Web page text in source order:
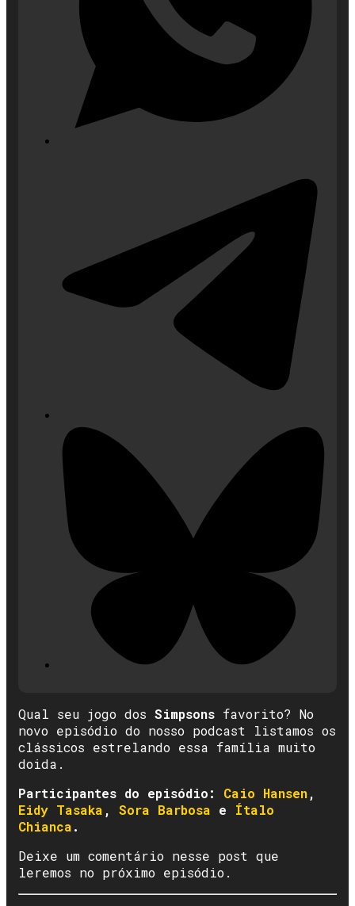
Qual seu jogo dos Simpsons favorito? No
novo episódio do nosso podcast listamos os
clássicos estrelando essa família muito
doida.
Participantes do episódio: Caio Hansen,
Eidy Tasaka , Sora Barbosa e Ítalo
Chianca.
Deixe um comentário nesse post que
leremos no próximo episódio.